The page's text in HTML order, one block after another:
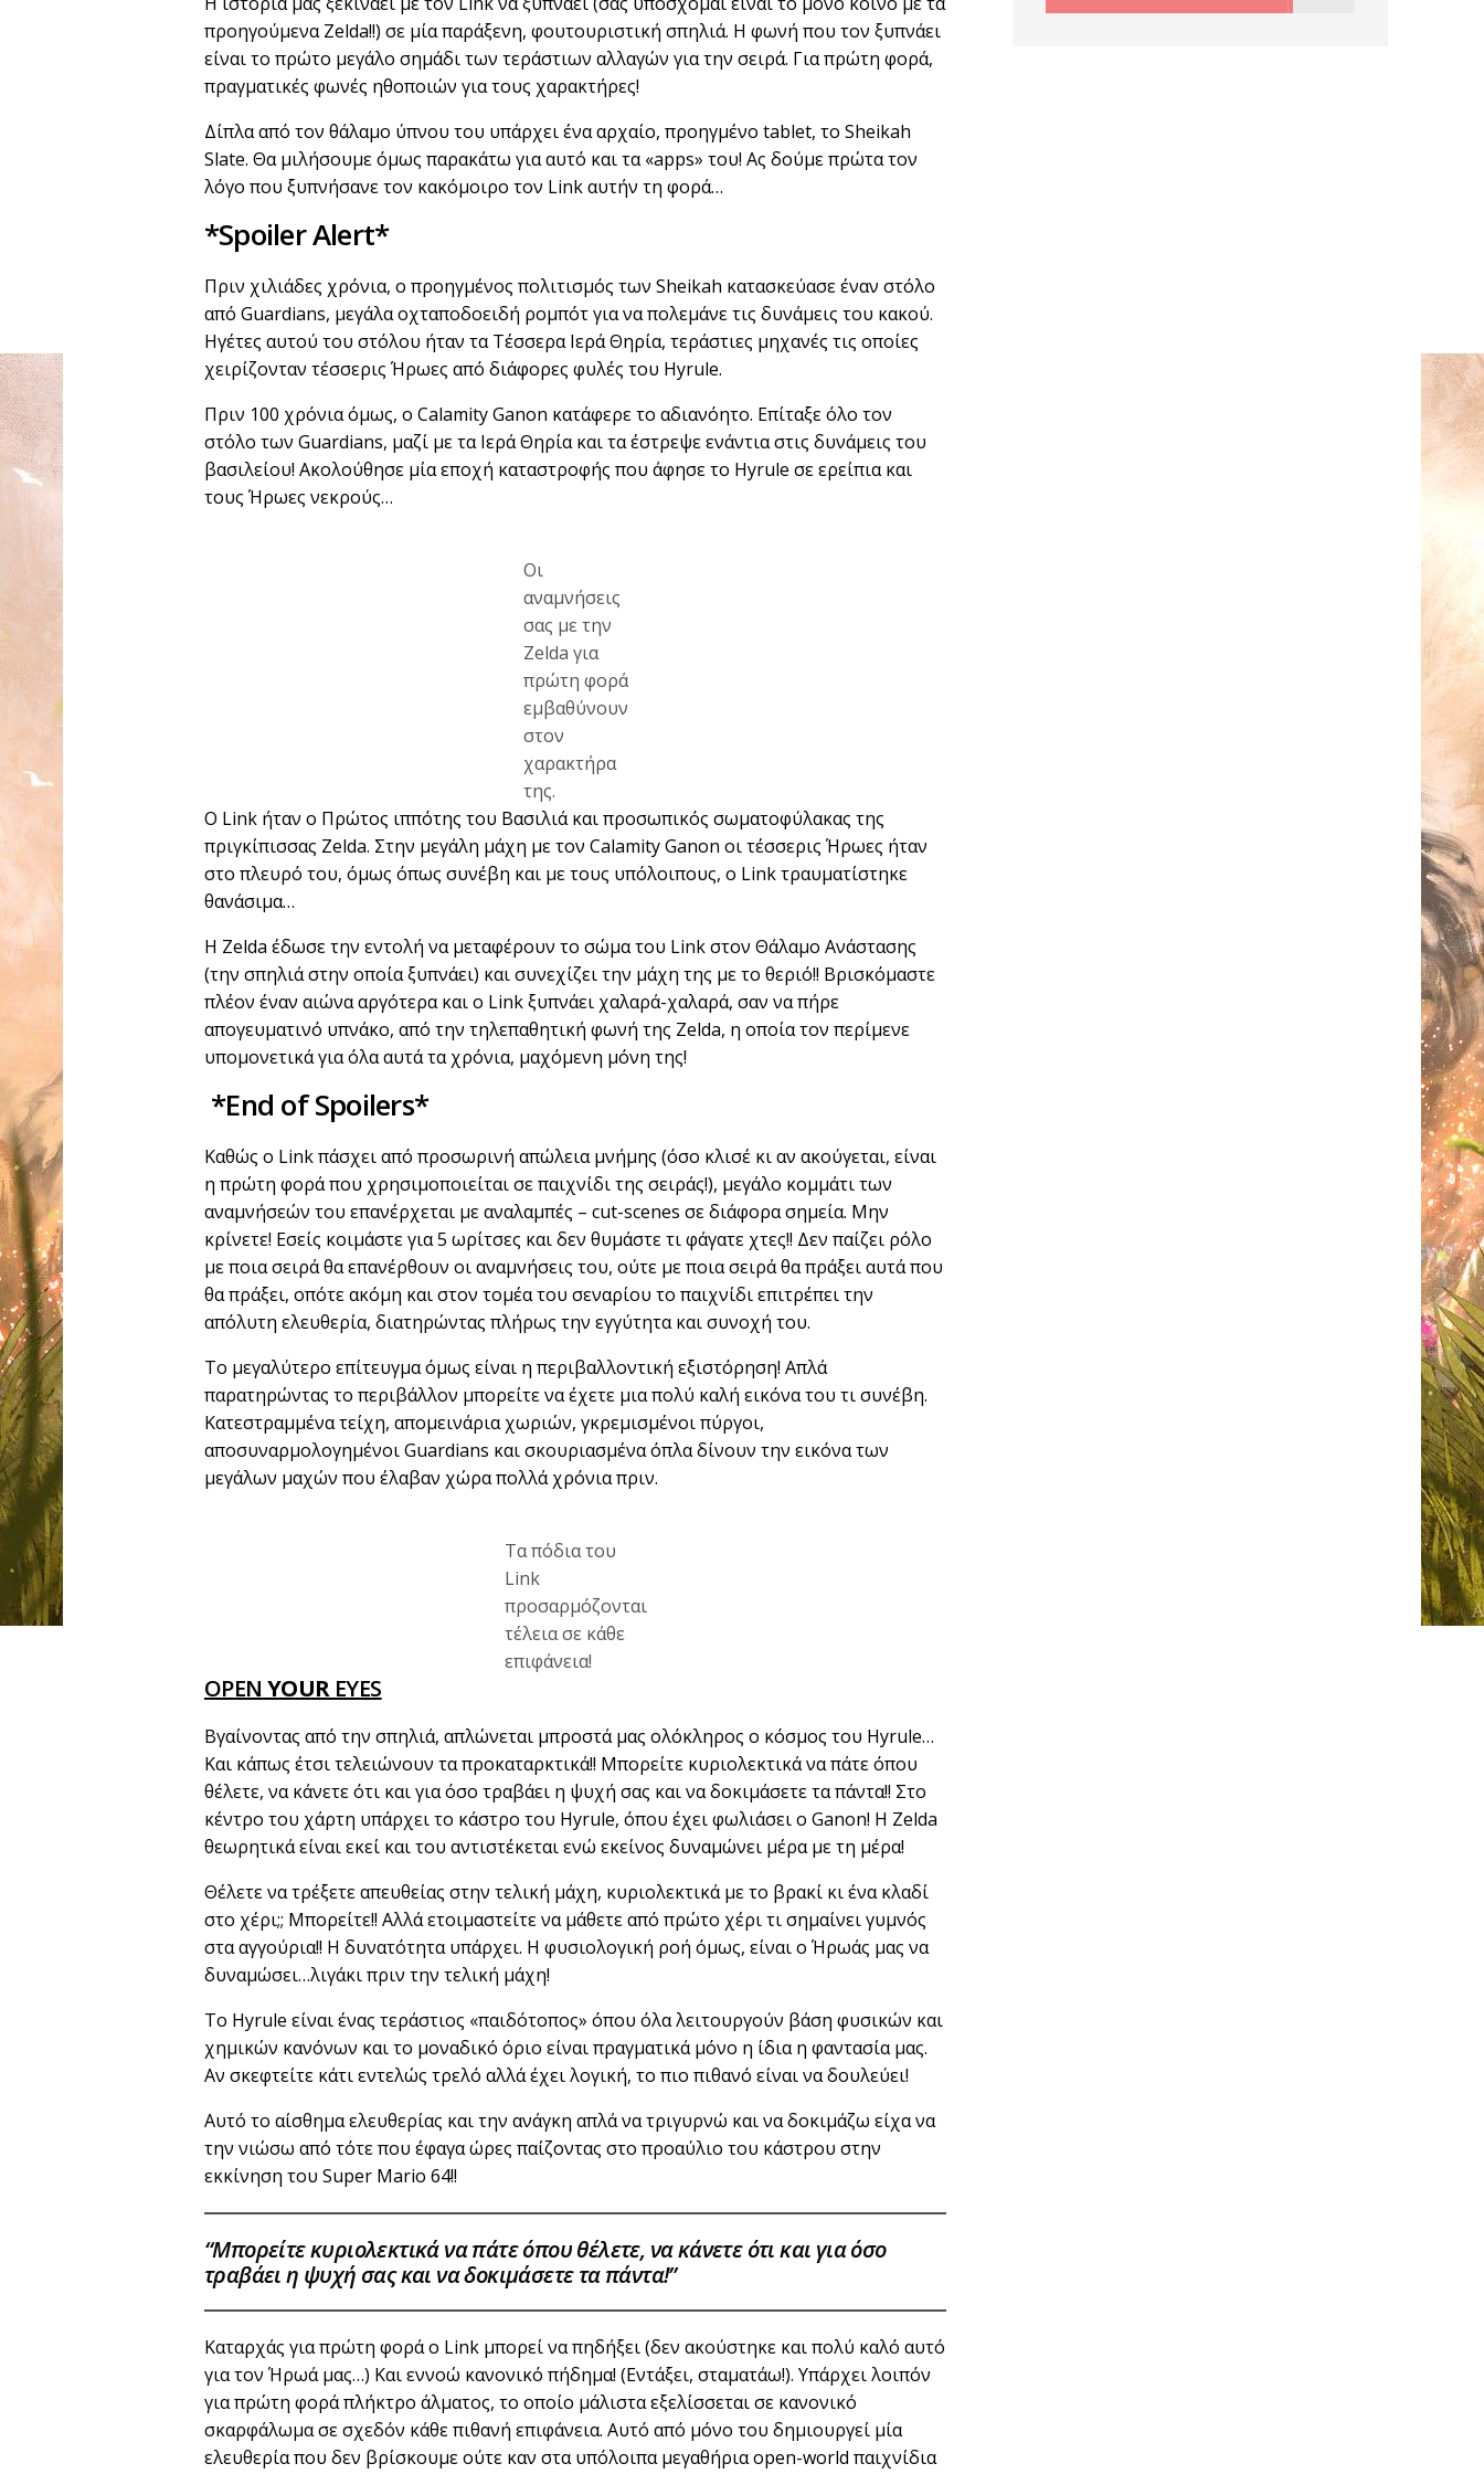
y
e
t
s
e
r
e
e
προηγούμενα Zelda!!) σε μία παράξενη, φουτουριστική σπηλιά. Η φωνή που τον ξυπνάει
είναι το πρώτο μεγάλο σημάδι των τεράστιων αλλαγών για την σειρά. Για πρώτη φορά,
πραγματικές φωνές ηθοποιών για τους χαρακτήρες!
Δίπλα από τον θάλαμο ύπνου του υπάρχει ένα αρχαίο, προηγμένο tablet, το Sheikah
Slate. Θα μιλήσουμε όμως παρακάτω για αυτό και τα «apps» του! Ας δούμε πρώτα τον
λόγο που ξυπνήσανε τον κακόμοιρο τον Link αυτήν τη φορά…
*SpoilerAlert*
Πριν χιλιάδες χρόνια, ο προηγμένος πολιτισμός των Sheikah κατασκεύασε έναν στόλο
από Guardians, μεγάλα oχταποδοειδή ρομπότ για να πολεμάνε τις δυνάμεις του κακού.
Ηγέτες αυτού του στόλου ήταν τα Τέσσερα Ιερά Θηρία, τεράστιες μηχανές τις οποίες
χειρίζονταν τέσσερις Ήρωες από διάφορες φυλές του Hyrule.
Πριν 100 χρόνια όμως, ο Calamity Ganon κατάφερε το αδιανόητο. Επίταξε όλο τον
στόλο των Guardians, μαζί με τα Ιερά Θηρία και τα έστρεψε ενάντια στις δυνάμεις του
βασιλείου! Ακολούθησε μία εποχή καταστροφής που άφησε το Hyrule σε ερείπια και
τους Ήρωες νεκρούς…
Οι
αναμνήσεις
σας με την
Zelda για
πρώτη φορά
εμβαθύνουν
στον
χαρακτήρα
της.
Ο Link ήταν ο Πρώτος ιππότης του Βασιλιά και προσωπικός σωματοφύλακας της
πριγκίπισσας Zelda. Στην μεγάλη μάχη με τον Calamity Ganon οι τέσσερις Ήρωες ήταν
στο πλευρό του, όμως όπως συνέβη και με τους υπόλοιπους, ο Link τραυματίστηκε
θανάσιμα…
Η Zelda έδωσε την εντολή να μεταφέρουν το σώμα του Link στον Θάλαμο Ανάστασης
(την σπηλιά στην οποία ξυπνάει) και συνεχίζει την μάχη της με το θεριό!! Βρισκόμαστε
πλέον έναν αιώνα αργότερα και ο Link ξυπνάει χαλαρά-χαλαρά, σαν να πήρε
απογευματινό υπνάκο, από την τηλεπαθητική φωνή της Zelda, η οποία τον περίμενε
υπομονετικά για όλα αυτά τα χρόνια, μαχόμενη μόνη της!
*End ofSpoilers*
Καθώς ο Link πάσχει από προσωρινή απώλεια μνήμης (όσο κλισέ κι αν ακούγεται, είναι
η πρώτη φορά που χρησιμοποιείται σε παιχνίδι της σειράς!), μεγάλο κομμάτι των
αναμνήσεών του επανέρχεται με αναλαμπές – cut-scenes σε διάφορα σημεία. Μην
κρίνετε! Εσείς κοιμάστε για 5 ωρίτσες και δεν θυμάστε τι φάγατε χτες!! Δεν παίζει ρόλο
με ποια σειρά θα επανέρθουν οι αναμνήσεις του, ούτε με ποια σειρά θα πράξει αυτά που
θα πράξει, οπότε ακόμη και στον τομέα του σεναρίου το παιχνίδι επιτρέπει την
απόλυτη ελευθερία, διατηρώντας πλήρως την εγγύτητα και συνοχή του.
Το μεγαλύτερο επίτευγμα όμως είναι η περιβαλλοντική εξιστόρηση! Απλά
παρατηρώντας το περιβάλλον μπορείτε να έχετε μια πολύ καλή εικόνα του τι συνέβη.
Κατεστραμμένα τείχη, απομεινάρια χωριών, γκρεμισμένοι πύργοι,
αποσυναρμολογημένοι Guardians και σκουριασμένα όπλα δίνουν την εικόνα των
μεγάλων μαχών που έλαβαν χώρα πολλά χρόνια πριν.
Τα πόδια του
Link
προσαρμόζονται
τέλεια σε κάθε
επιφάνεια!
OPEN YOUR EYES
Βγαίνοντας από την σπηλιά, απλώνεται μπροστά μας ολόκληρος ο κόσμος του Hyrule…
Και κάπως έτσι τελειώνουν τα προκαταρκτικά!! Μπορείτε κυριολεκτικά να πάτε όπου
θέλετε, να κάνετε ότι και για όσο τραβάει η ψυχή σας και να δοκιμάσετε τα πάντα!! Στο
κέντρο του χάρτη υπάρχει το κάστρο του Hyrule, όπου έχει φωλιάσει ο Ganon! Η Zelda
θεωρητικά είναι εκεί και του αντιστέκεται ενώ εκείνος δυναμώνει μέρα με τη μέρα!
Θέλετε να τρέξετε απευθείας στην τελική μάχη, κυριολεκτικά με το βρακί κι ένα κλαδί
στο χέρι;; Μπορείτε!! Αλλά ετοιμαστείτε να μάθετε από πρώτο χέρι τι σημαίνει γυμνός
στα αγγούρια!! Η δυνατότητα υπάρχει. Η φυσιολογική ροή όμως, είναι ο Ήρωάς μας να
δυναμώσει…λιγάκι πριν την τελική μάχη!
Το Hyrule είναι ένας τεράστιος «παιδότοπος» όπου όλα λειτουργούν βάση φυσικών και
χημικών κανόνων και το μοναδικό όριο είναι πραγματικά μόνο η ίδια η φαντασία μας.
Αν σκεφτείτε κάτι εντελώς τρελό αλλά έχει λογική, το πιο πιθανό είναι να δουλεύει!
Αυτό το αίσθημα ελευθερίας και την ανάγκη απλά να τριγυρνώ και να δοκιμάζω είχα να
την νιώσω από τότε που έφαγα ώρες παίζοντας στο προαύλιο του κάστρου στην
εκκίνηση του Super Mario 64!!
“Μπορείτε κυριολεκτικά να πάτε όπου θέλετε, να κάνετε ότι και για όσο
τραβάει η ψυχή σας και να δοκιμάσετε τα πάντα!”
Καταρχάς για πρώτη φορά ο Link μπορεί να πηδήξει (δεν ακούστηκε και πολύ καλό αυτό
για τον Ήρωά μας…) Και εννοώ κανονικό πήδημα! (Εντάξει, σταματάω!). Υπάρχει λοιπόν
για πρώτη φορά πλήκτρο άλματος, το οποίο μάλιστα εξελίσσεται σε κανονικό
σκαρφάλωμα σε σχεδόν κάθε πιθανή επιφάνεια. Αυτό από μόνο του δημιουργεί μία
ελευθερία που δεν βρίσκουμε ούτε καν στα υπόλοιπα μεγαθήρια open-world παιχνίδια